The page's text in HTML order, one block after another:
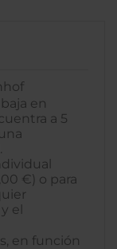
en
a 5
€) o para
el
en función